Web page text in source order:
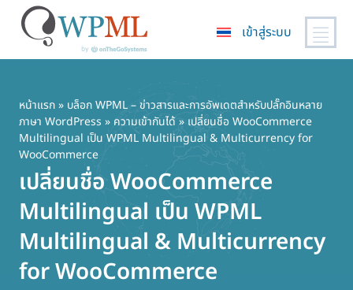
เนื้อหา
หลัก
เข้าสู่ระบบ
หน้าแรก» บล็อก WPML – ข่าวสารและการอัพเดตสำหรับปลั๊กอินหลาย
ภาษา WordPress » ความเข้ากันได้» เปลี่ยนชื่อ WooCommerce
Multilingual เป็น WPML Multilingual & Multicurrency for
WooCommerce
เปลี่ยนชื่อ WooCommerce
Multilingual เป็น WPML
Multilingual & Multicurrency
for WooCommerce